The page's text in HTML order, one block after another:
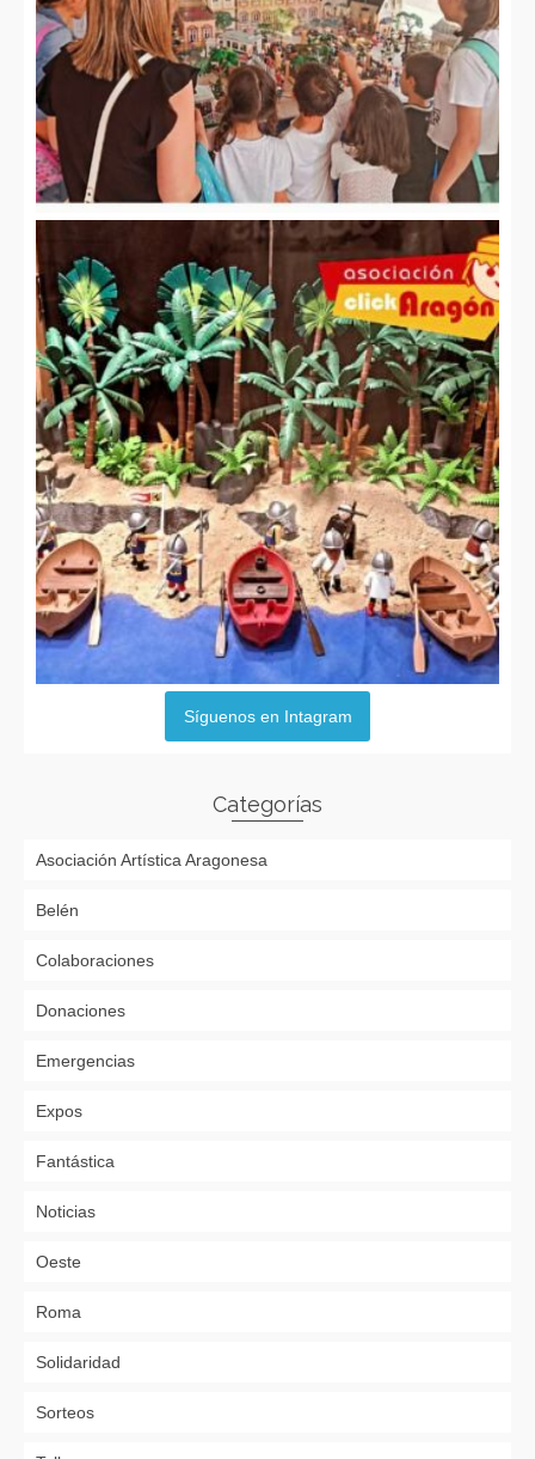
Síguenos en Intagram
Categorías
Asociación Artística Aragonesa
Belén
Colaboraciones
Donaciones
Emergencias
Expos
Fantástica
Noticias
Oeste
Roma
Solidaridad
Sorteos